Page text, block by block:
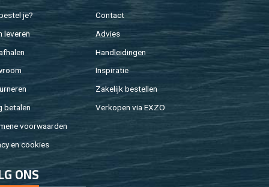
je?
le­ve­ren
be­ta­len
voor­waar­den
en coo­kies
Con­tact
Ad­vies
Hand­lei­din­gen
In­spi­ra­tie
Za­ke­lijk be­stel­len
Ver­ko­pen via EXZO
ONS